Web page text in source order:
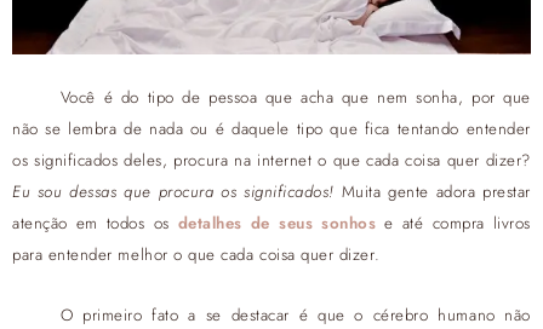
Você é do tipo de pessoa que acha que nem sonha, por que
não se lembra de nada ou é daquele tipo que fica tentando entender
os significados deles, procura na internet o que cada coisa quer dizer?
Eu sou dessas que procura os significados! Muita gente adora prestar
atenção em todos os detalhes de seus sonhos e até compra livros
para entender melhor o que cada coisa quer dizer.
O primeiro fato a se destacar é que o cérebro humano não